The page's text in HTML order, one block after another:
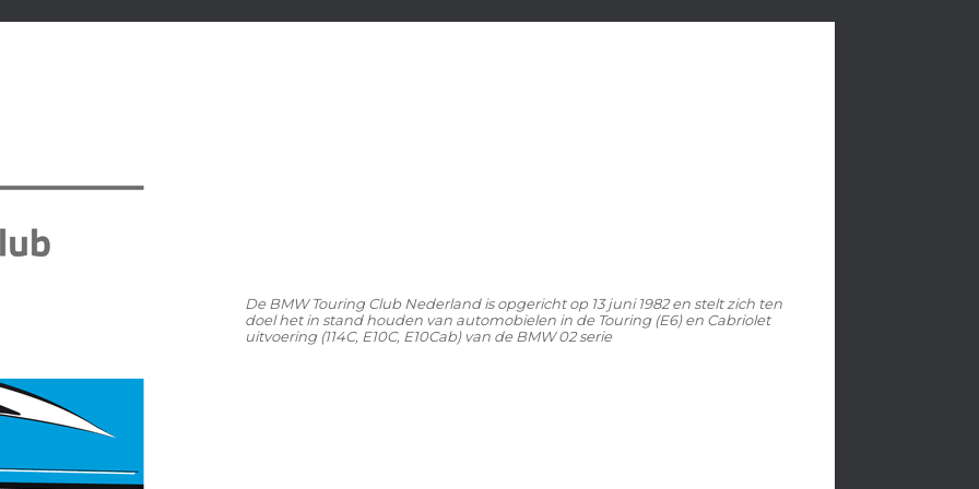
De BMW Touring Club Nederland is opgericht op 13 juni 1982 en stelt zich ten
doel het in stand houden van automobielen in de Touring (E6) en Cabriolet
uitvoering (114C, E10C, E10Cab) van de BMW 02 serie